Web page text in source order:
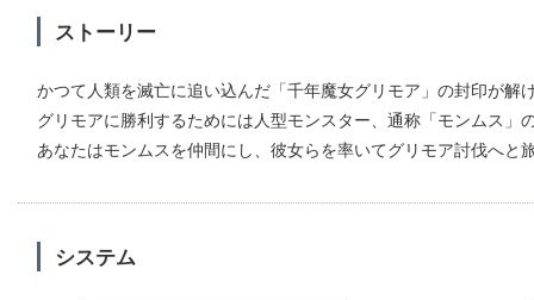
ストーリー
かつて人類を滅亡に追い込んだ「千年魔女グリモア」の封印が解
グリモアに勝利するためには人型モンスター、通称「モンムス」
あなたはモンムスを仲間にし、彼女らを率いてグリモア討伐へ
システム